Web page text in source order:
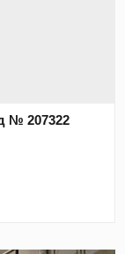
№ 207322